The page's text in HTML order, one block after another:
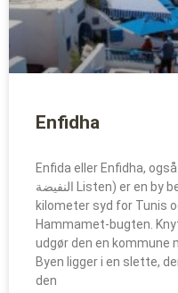
Enfidha
Enfida eller Enfidha,
النفيضة Listen) er en by beliggende omkring hundrede
kilometer syd for Tunis
Hammamet-bugten.
udgør den en kommune
Byen ligger i en slette,
den